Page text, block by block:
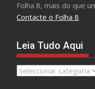
Folha 8, mais do que
Contacte o Folha 8
Leia Tudo Aqui
Leia